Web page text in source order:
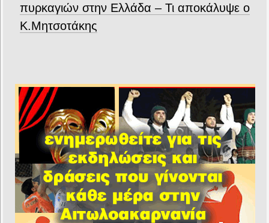
πυρκαγιών στην Ελλάδα – Τι αποκάλυψε ο
Κ.Μητσοτάκης